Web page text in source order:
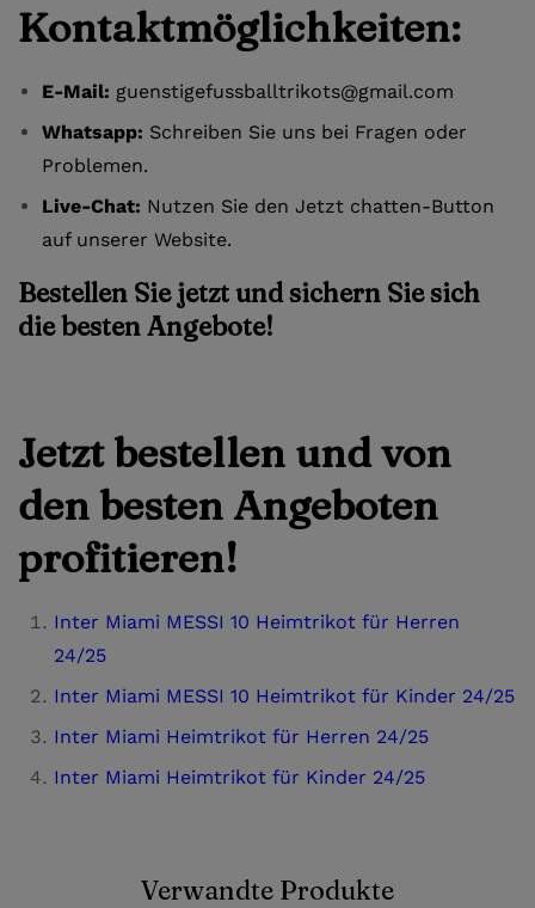
Kontaktmöglichkeiten:
E-Mail: guenstigefussballtrikots@gmail.com
Whatsapp: Schreiben Sie uns bei Fragen oder
Problemen.
Live-Chat: Nutzen Sie den Jetzt chatten-Button
auf unserer Website.
Bestellen Sie jetzt und sichern Sie sich
die besten Angebote!
Jetzt bestellen und von
den besten Angeboten
profitieren!
Inter Miami MESSI 10 Heimtrikot für Herren
24/25
Inter Miami MESSI 10 Heimtrikot für Kinder 24/25
Inter Miami Heimtrikot für Herren 24/25
Inter Miami Heimtrikot für Kinder 24/25
Verwandte Produkte